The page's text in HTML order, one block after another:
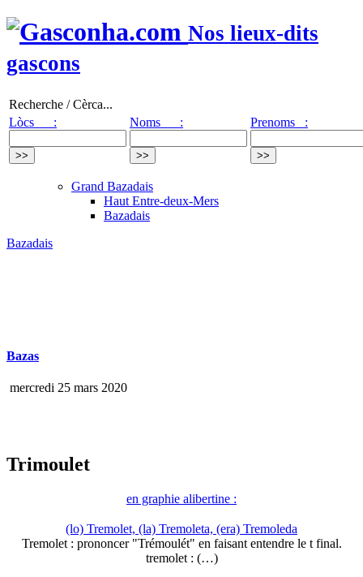
Nos lieux-dits
gascons
Recherche / Cèrca...
Lòcs :
Noms : Prenoms :
Grand Bazadais
Haut Entre-deux-Mers
Bazadais
Bazadais
Bazas
mercredi 25 mars 2020
Trimoulet
en graphie alibertine :
(lo) Tremolet, (la) Tremoleta, (era) Tremoleda
Tremolet : prononcer "Trémoulét" en faisant entendre le t final.
tremolet : (…)